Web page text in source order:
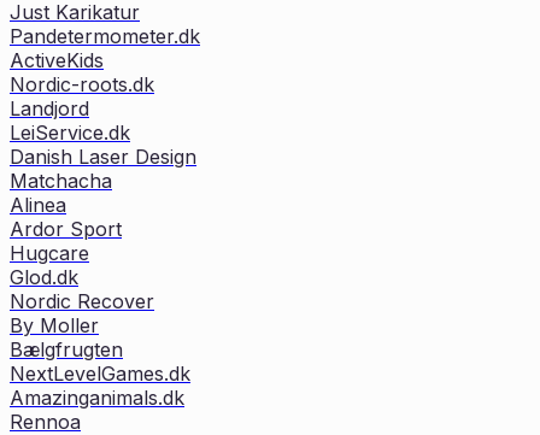
Just Karikatur
Pandetermometer.dk
ActiveKids
Nordic-roots.dk
Landjord
LeiService.dk
Danish Laser Design
Matchacha
Alinea
Ardor Sport
Hugcare
Glod.dk
Nordic Recover
By Moller
Bælgfrugten
NextLevelGames.dk
Amazinganimals.dk
Rennoa